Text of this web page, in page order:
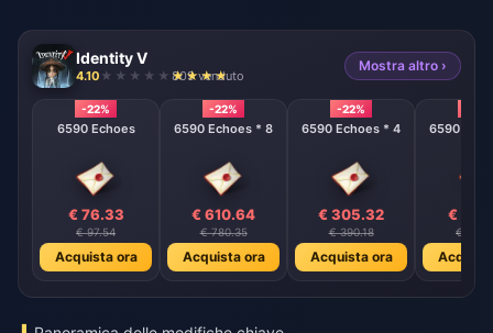
Identity V
4.10 809 venduto
Mostra altro ›
-22%
6590 Echoes
€ 76.33
€ 97.54
Acquista ora
-22%
6590 Echoes * 8
€ 610.64
€ 780.35
Acquista ora
-22%
6590 Echoes * 4
€ 305.32
€ 390.18
Acquista ora
6590
€
€